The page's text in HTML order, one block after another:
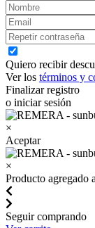
Quiero recibir
Ver los términos y
Finalizar registro
o iniciar sesión
×
Aceptar
×
Producto agregado
Seguir comprando